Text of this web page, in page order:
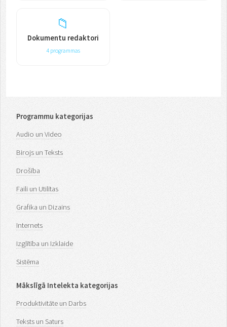
📁
Dokumentu redaktori
4 programmas
Programmu kategorijas
Audio un Video
Birojs un Teksts
Drošība
Faili un Utilītas
Grafika un Dizains
Internets
Izglītība un Izklaide
Sistēma
Mākslīgā Intelekta kategorijas
Produktivitāte un Darbs
Teksts un Saturs